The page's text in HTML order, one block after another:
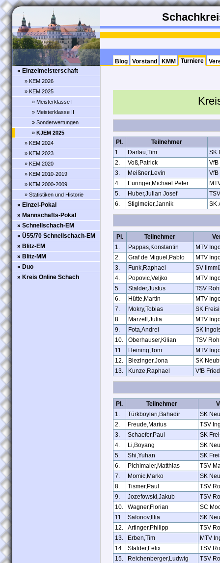
Blog Vorstand KMM Turniere
» Einzelmeisterschaft
» KEM 2026
» KEM 2025
» Meisterklasse I
» Meisterklasse II
» Sonderwertungen
» KJEM 2025
» KEM 2024
» KEM 2023
» KEM 2020
» KEM 2010-2019
» KEM 2000-2009
» Statistiken und Historie
» Einzel-Pokal
» Mannschafts-Pokal
» Schnellschach-EM
» Ü55/70 Schnellschach-EM
» Blitz-EM
» Blitz-MM
» Duo
» Kreis Online Schach
Pl.
Teilnehmer
1.
Darlau,Tim
SK
2.
Voß,Patrick
3.
Meißner,Levin
4.
Euringer,Michael Peter
5.
Huber,Julian Josef
6.
Stiglmeier,Jannik SK
Pl. Teilnehmer
1.
Pappas,Konstantin
MTV
2.
Graf de Miguel,Pablo
MTV
3.
Funk,Raphael
SV
4.
Popovic,Veljko
MTV
5.
Stalder,Justus
TSV
6.
Hütte,Martin
MTV
7.
Mokry,Tobias
SK
8.
Marzell,Julia
MTV
9.
Fota,Andrei
SK
10.
Oberhauser,Kilian
TSV
11.
Heining,Tom
MTV
12.
Blezinger,Jona
SK
13.
Kunze,Raphael VfB
Pl. Teilnehmer
1.
Türkboylari,Bahadir
SK
2.
Freude,Marius
TSV
3.
Schaefer,Paul
SK
4.
Li,Boyang
SK
5.
Shi,Yuhan
SK
6.
Pichlmaier,Matthias
TSV
7.
Momic,Marko
SK
8.
Tismer,Paul
TSV
9.
Jozefowski,Jakub
TSV
10.
Wagner,Florian
SC
11.
Safonov,Illia
SK
12.
Artinger,Philipp
TSV
13.
Erben,Tim
MTV
14.
Stalder,Felix
TSV
15.
Reichenberger,Ludwig
TSV